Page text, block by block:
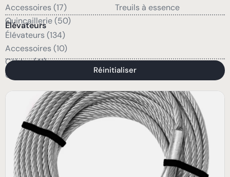
Accessoires (17)
Quincaillerie (50)
Treuils à essence
Élévateurs
Élévateurs (134)
Accessoires (10)
Câbles (41)
Quincaillerie (47)
Réinitialiser